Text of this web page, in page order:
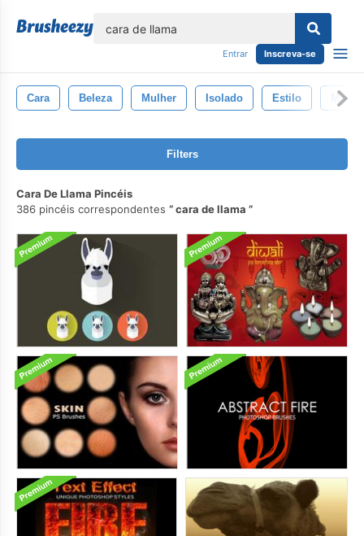
Entrar Inscreva-se
Cara Beleza Mulher Isolado Estilo
Filters
Cara De Llama Pincéis
386 pincéis correspondentes
cara de llama